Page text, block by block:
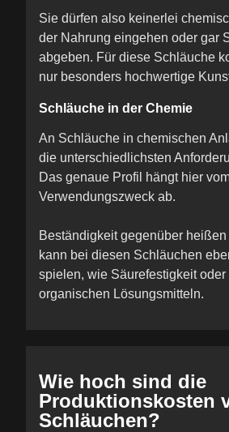
Sie dürfen also keinerlei
der Nahrung eingehen oder gar
abgeben. Für diese Schläuche
nur besonders hochwertige
Schläuche in der Chemie
An Schläuche in chemischen
die unterschiedlichsten
Das genaue Profil hängt hier
Verwendungszweck ab.
Beständigkeit gegenüber
kann bei diesen Schläuchen
spielen, wie Säurefestigkeit
organischen Lösungsmitteln.
Wie hoch sind die
Produktionskosten
Schläuchen?